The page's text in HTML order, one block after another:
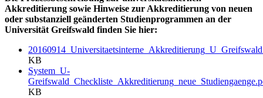
Akkreditierung sowie Hinweise zur Akkreditierung von neuen
oder substanziell geänderten Studienprogrammen an der
Universität Greifswald finden Sie hier:
KB
System_U-
KB